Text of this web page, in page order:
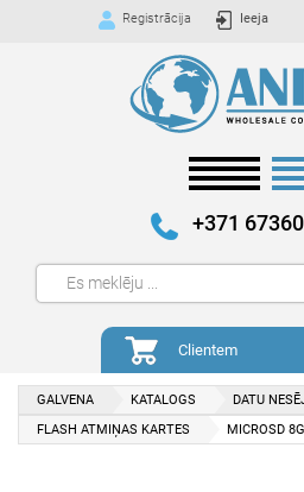
Registrācija Ieeja
+371
Clientem
GALVENA KATALOGS
DATU
FLASH ATMIŅAS KARTES
MICROSD